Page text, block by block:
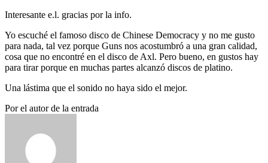
Interesante e.l. gracias por la info.
Yo escuché el famoso disco de Chinese Democracy y no me gusto
para nada, tal vez porque Guns nos acostumbró a una gran calidad,
cosa que no encontré en el disco de Axl. Pero bueno, en gustos hay
para tirar porque en muchas partes alcanzó discos de platino.
Una lástima que el sonido no haya sido el mejor.
Por el autor de la entrada